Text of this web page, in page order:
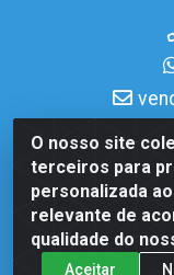
O nosso site
terceiros para
personalizada
relevante de
qualidade do
Aceitar
Casa Norte
Dix-Sept